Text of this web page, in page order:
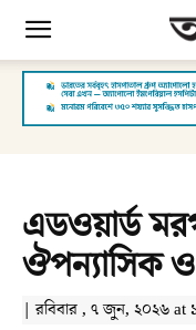
এডওয়ার্ড
ঔপন্যাসিক ও
| রবিবার , ৭ জুন, ২০২৬ at